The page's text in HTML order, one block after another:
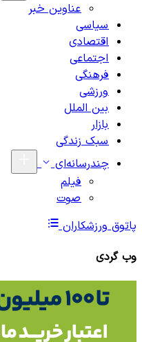
عناوین خبر
سیاسی
اقتصادی
اجتماعی
فرهنگی
ورزشی
بین الملل
بازار
سبک زندگی
چندرسانه‌ای
فیلم
صوت
پاتوق ورزشکاران
وب گردی